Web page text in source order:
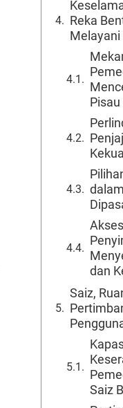
Reka
Melayani
dan
Saiz,
Saiz